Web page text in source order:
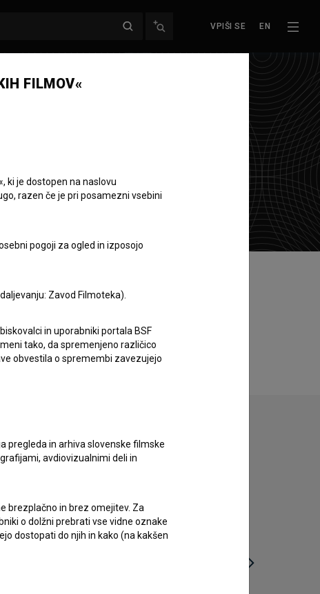
VPIŠI SE EN
FILMOV«
ki je dostopen na naslovu
razen če je pri posamezni vsebini
pogoji za ogled in izposojo
Zavod Filmoteka).
in uporabniki portala BSF
tako, da spremenjeno različico
obvestila o spremembi zavezujejo
pregleda in arhiva slovenske filmske
avdiovizualnimi deli in
brezplačno in brez omejitev. Za
o dolžni prebrati vse vidne oznake
dostopati do njih in kako (na kakšen